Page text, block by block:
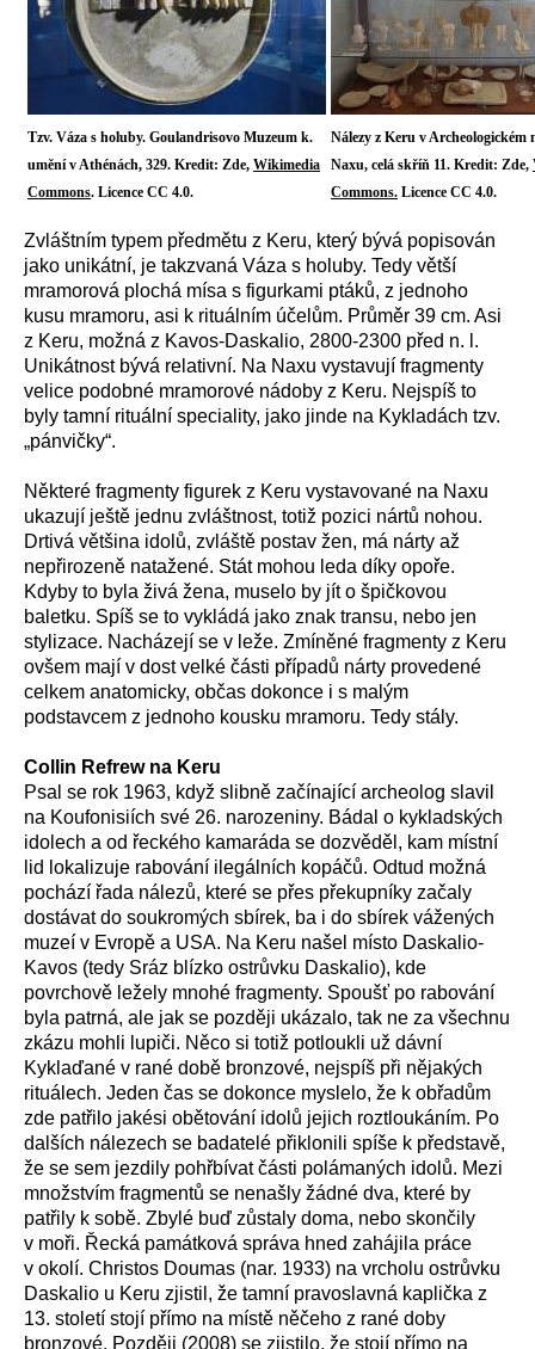
Tzv. Váza s holuby. Goulandrisovo Muzeum k.
umění v Athénách, 329. Kredit: Zde, Wikimedia
Commons. Licence CC 4.0.
Nálezy z Keru v Archeologickém
Naxu, celá skříň 11. Kredit: Zde,
Commons. Licence CC 4.0.
Zvláštním typem předmětu z Keru, který bývá popisován
jako unikátní, je takzvaná Váza s holuby. Tedy větší
mramorová plochá mísa s figurkami ptáků, z jednoho
kusu mramoru, asi k rituálním účelům. Průměr 39 cm. Asi
z Keru, možná z Kavos-Daskalio, 2800-2300 před n. l.
Unikátnost bývá relativní. Na Naxu vystavují fragmenty
velice podobné mramorové nádoby z Keru. Nejspíš to
byly tamní rituální speciality, jako jinde na Kykladách tzv.
„pánvičky“.
Některé fragmenty figurek z Keru vystavované na Naxu
ukazují ještě jednu zvláštnost, totiž pozici nártů nohou.
Drtivá většina idolů, zvláště postav žen, má nárty až
nepřirozeně natažené. Stát mohou leda díky opoře.
Kdyby to byla živá žena, muselo by jít o špičkovou
baletku. Spíš se to vykládá jako znak transu, nebo jen
stylizace. Nacházejí se v leže. Zmíněné fragmenty z Keru
ovšem mají v dost velké části případů nárty provedené
celkem anatomicky, občas dokonce i s malým
podstavcem z jednoho kousku mramoru. Tedy stály.
Collin Refrew na Keru
Psal se rok 1963, když slibně začínající archeolog slavil
na Koufonisiích své 26. narozeniny. Bádal o kykladských
idolech a od řeckého kamaráda se dozvěděl, kam místní
lid lokalizuje rabování ilegálních kopáčů. Odtud možná
pochází řada nálezů, které se přes překupníky začaly
dostávat do soukromých sbírek, ba i do sbírek vážených
muzeí v Evropě a USA. Na Keru našel místo Daskalio-
Kavos (tedy Sráz blízko ostrůvku Daskalio), kde
povrchově ležely mnohé fragmenty. Spoušť po rabování
byla patrná, ale jak se později ukázalo, tak ne za všechnu
zkázu mohli lupiči. Něco si totiž potloukli už dávní
Kyklaďané v rané době bronzové, nejspíš při nějakých
rituálech. Jeden čas se dokonce myslelo, že k obřadům
zde patřilo jakési obětování idolů jejich roztloukáním. Po
dalších nálezech se badatelé přiklonili spíše k představě,
že se sem jezdily pohřbívat části polámaných idolů. Mezi
množstvím fragmentů se nenašly žádné dva, které by
patřily k sobě. Zbylé buď zůstaly doma, nebo skončily
v moři. Řecká památková správa hned zahájila práce
v okolí. Christos Doumas (nar. 1933) na vrcholu ostrůvku
Daskalio u Keru zjistil, že tamní pravoslavná kaplička z
13. století stojí přímo na místě něčeho z rané doby
bronzové. Později (2008) se zjistilo, že stojí přímo na